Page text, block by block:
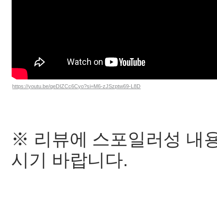
https://youtu.be/qeDIZCc6Cyo?si=M6-zJSzptw69-L8D
※ 리뷰에 스포일러성 내
시기 바랍니다.